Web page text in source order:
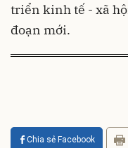
triển kinh tế - xã
đoạn mới.
Chia sẻ Facebook